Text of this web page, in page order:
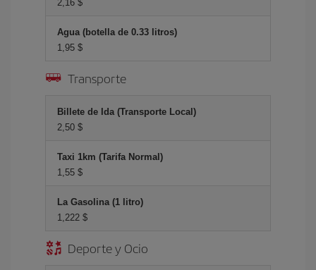
2,16 $
Agua (botella de 0.33 litros)
1,95 $
Transporte
Billete de Ida (Transporte Local)
2,50 $
Taxi 1km (Tarifa Normal)
1,55 $
La Gasolina (1 litro)
1,222 $
Deporte y Ocio